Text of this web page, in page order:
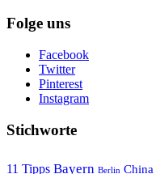
Folge uns
Facebook
Twitter
Pinterest
Instagram
Stichworte
11 Tipps Bayern Berlin China